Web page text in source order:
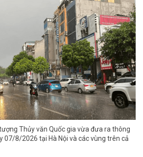
Thủy văn Quốc gia vừa đưa ra thông
07/8/2026 tại Hà Nội và các vùng trên cả